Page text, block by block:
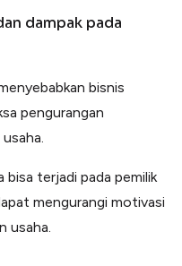
dampak pada
bisnis
pengurangan
bisa terjadi pada pemilik
mengurangi motivasi
usaha.